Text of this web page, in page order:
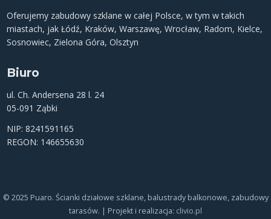
Oferujemy zabudowy szklane w całej Polsce, w tym w takich
miastach, jak Łódź, Kraków, Warszawę, Wrocław, Radom, Kielce,
Sosnowiec, Zielona Góra, Olsztyn
Biuro
ul. Ch. Andersena 28 l. 24
05-091 Ząbki
NIP: 8241591165
REGON: 146655630
© 2025 Puaro. Ścianki działowe szklane, balustrady balkonowe, zabudowy
tarasów. | Projekt i realizacja: clivio.pl